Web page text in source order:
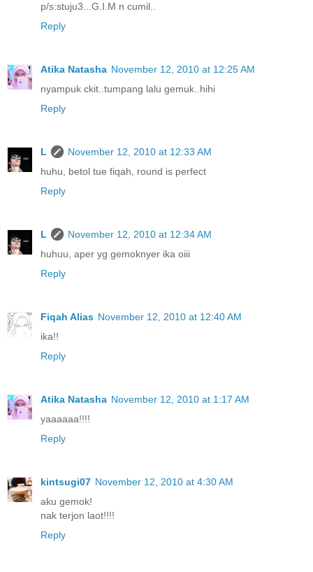
p/s:stuju3...G.I.M n cumil..
Reply
Atika Natasha November 12, 2010 at 12:25 AM
nyampuk ckit..tumpang lalu gemuk..hihi
Reply
L
November 12, 2010 at 12:33 AM
huhu, betol tue fiqah, round is perfect
Reply
L
November 12, 2010 at 12:34 AM
huhuu, aper yg gemoknyer ika oiii
Reply
Fiqah Alias November 12, 2010 at 12:40 AM
ika!!
Reply
Atika Natasha November 12, 2010 at 1:17 AM
yaaaaaa!!!!
Reply
kintsugi07 November 12, 2010 at 4:30 AM
aku gemok!
nak terjon laot!!!!
Reply